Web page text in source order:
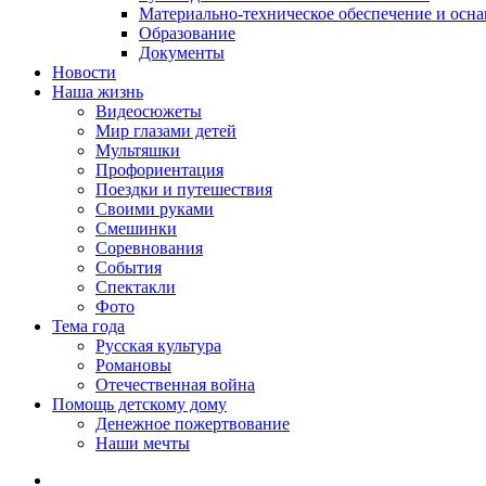
Материально-техническое обеспечение и
Образование
Документы
Новости
Наша жизнь
Видеосюжеты
Мир глазами детей
Мультяшки
Профориентация
Поездки и путешествия
Своими руками
Смешинки
Соревнования
События
Спектакли
Фото
Тема года
Русская культура
Романовы
Отечественная война
Помощь детскому дому
Денежное пожертвование
Наши мечты